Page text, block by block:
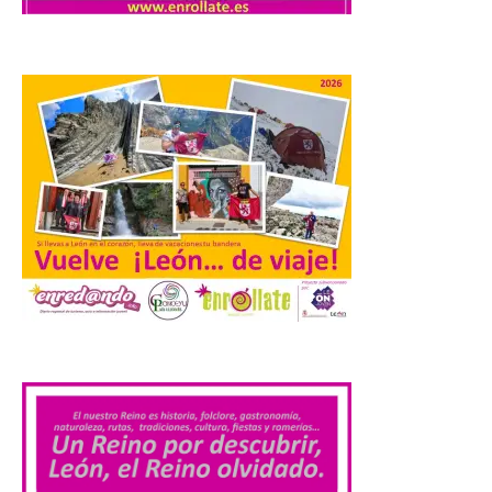
Tera volverá a convertirse
Orpheus. Vivimos un momento en el que la
música en directo mueve grandes
fenómenos de […]
El Ayuntamiento de
Cabrillanes analizará,
conforme a la legalidad, la
solicitud para la
celebración del Iberia
Eclipse Festival
Durante la mañana de ayer
miércoles ha sido
registrada en el
Ayuntamiento una